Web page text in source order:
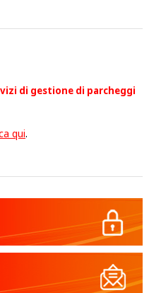
di gestione di parcheggi
qui.